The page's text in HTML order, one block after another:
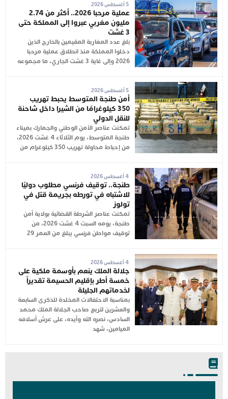
5 أغسطس 2026
عملية مرحبا 2026.. أكثر من 2.74
مليون مغربي عبروا إلى المملكة حتى
3 غشت
بلغ عدد المغاربة المقيمين بالخارج الذين
دخلوا المملكة منذ انطلاق عملية مرحبا
2026 وإلى غاية 3 غشت الجاري، ما مجموعه
5 أغسطس 2026
أمن طنجة المتوسط يحبط تهريب
350 كيلوغرامًا من الشيرا داخل شاحنة
للنقل الدولي
تمكنت عناصر الأمن الوطني والجمارك بميناء
طنجة المتوسط، يوم الثلاثاء 4 غشت 2026،
من إحباط محاولة تهريب 350 كيلوغرام من
4 أغسطس 2026
طنجة.. توقيف فرنسي مطلوب دوليًا
للاشتباه في تورطه بجريمة قتل في
تولوز
تمكنت عناصر الشرطة القضائية بولاية أمن
طنجة، يومه السبت 4 غشت 2026، من
توقيف مواطن فرنسي يبلغ من العمر 29
4 أغسطس 2026
جلالة الملك ينعم بأوسمة ملكية على
خمسة أطر بإقليم الحسيمة تقديراً
لخدماتهم الجليلة
بمناسبة الاحتفالات المخلدة للذكرى السابعة
والعشرين لتربع صاحب الجلالة الملك محمد
السادس، نصره الله وأيده، على عرش أسلافه
الميامين، شهد